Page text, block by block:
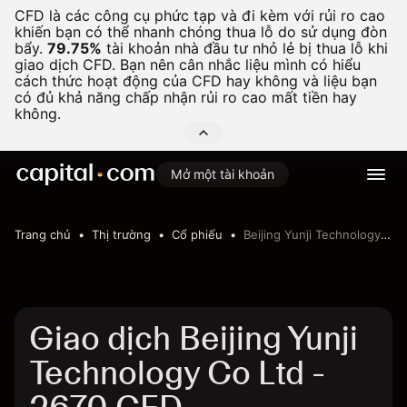
CFD là các công cụ phức tạp và đi kèm với rủi ro cao
khiến bạn có thể nhanh chóng thua lỗ do sử dụng đòn
bẩy. 79.75% tài khoản nhà đầu tư nhỏ lẻ bị thua lỗ khi
giao dịch CFD. Bạn nên cân nhắc liệu mình có hiểu
cách thức hoạt động của CFD hay không và liệu bạn
có đủ khả năng chấp nhận rủi ro cao mất tiền hay
không.
Mở một tài khoản
Trang chủ Thị trường Cổ phiếu Beijing Yunji Technology Co Ltd
Giao dịch Beijing Yunji
Technology Co Ltd -